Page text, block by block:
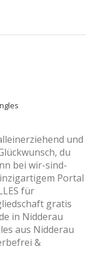
und
du
bei wir-sind-
Portal
für
gratis
in Nidderau
aus Nidderau
&